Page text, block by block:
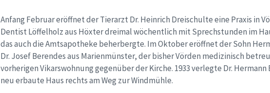
Anfang Februar eröffnet der Tierarzt Dr. Heinrich Dreischulte eine Praxis in
Dentist Löffelholz aus Höxter dreimal wöchentlich mit Sprechstunden im
das auch die Amtsapotheke beherbergte. Im Oktober eröffnet der Sohn
Dr. Josef Berendes aus Marienmünster, der bisher Vörden medizinisch
vorherigen Vikarswohnung gegenüber der Kirche. 1933 verlegte Dr. Hermann
neu erbaute Haus rechts am Weg zur Windmühle.